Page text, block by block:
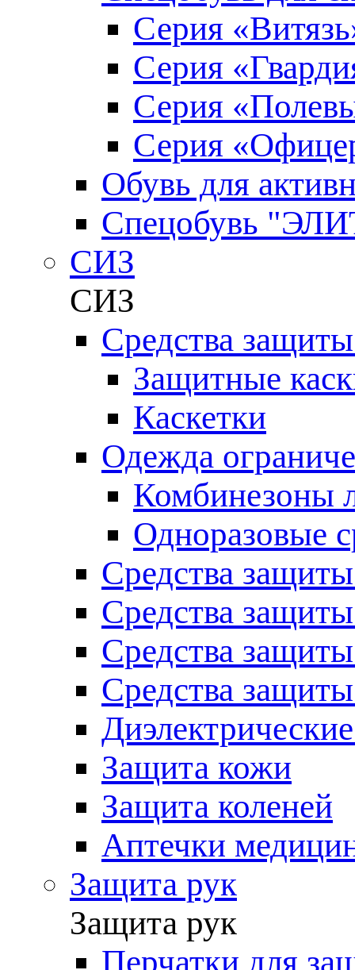
Серия
Серия
Серия
Серия
Обувь для
Спецобувь
СИЗ
СИЗ
Средства
Защитные
Каскетки
Одежда
Комбинезоны
Одноразовые
Средства
Средства
Средства
Средства
Защита кожи
Защита коленей
Аптечки
Защита рук
Защита рук
Перчатки для